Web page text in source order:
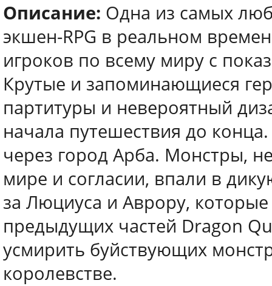
Описание: Одна из самых
экшен-RPG в реальном
игроков по всему миру с
Крутые и запоминающиеся
партитуры и невероятный
начала путешествия до
через город Арба. Монстры,
мире и согласии, впали в
за Люциуса и Аврору,
предыдущих частей Dragon
усмирить буйствующих
королевстве.